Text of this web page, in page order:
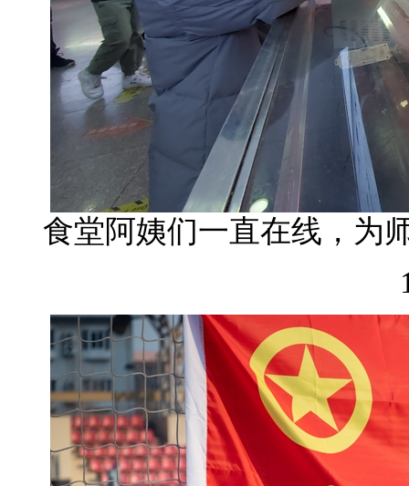
食堂阿姨们一直在线，为